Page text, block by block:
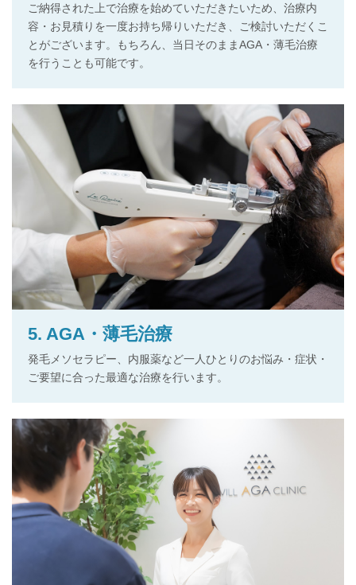
ご納得された上で治療を始めていただきたいため、治療内
容・お見積りを一度お持ち帰りいただき、ご検討いただくこ
とがございます。もちろん、当日そのままAGA・薄毛治療
を行うことも可能です。
5. AGA・薄毛治療
発毛メソセラピー、内服薬など一人ひとりのお悩み・症状・
ご要望に合った最適な治療を行います。